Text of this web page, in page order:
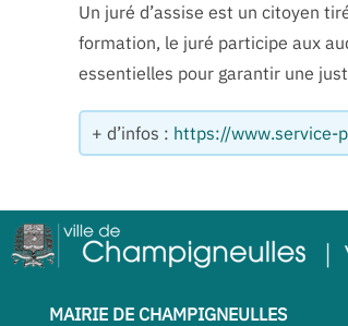
Un juré d’assise est un citoyen
formation, le juré participe aux
essentielles pour garantir une
+ d’infos : https://www.service-
MAIRIE DE CHAMPIGNEULLES